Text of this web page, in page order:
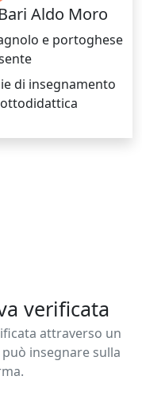
Aldo Moro
e portoghese
di insegnamento
verificata
attraverso un
insegnare sulla